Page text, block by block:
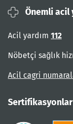
Önemli acil
Acil yardım 112
Nöbetçi sağlık
Acil cagri
Sertifikasyonlar